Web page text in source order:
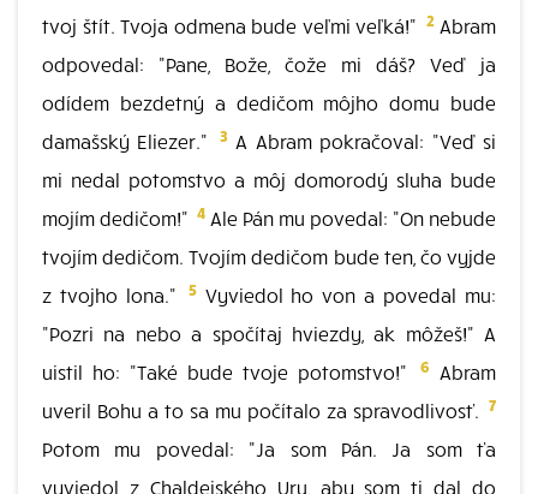
tvoj štít. Tvoja odmena bude veľmi veľká!" 2Abram
odpovedal: "Pane, Bože, čože mi dáš? Veď ja
odídem bezdetný a dedičom môjho domu bude
damašský Eliezer."
3A Abram pokračoval: "Veď si
mi nedal potomstvo a môj domorodý sluha bude
mojím dedičom!" 4 Ale Pán mu povedal: "On nebude
tvojím dedičom. Tvojím dedičom bude ten, čo vyjde
z tvojho lona."
5Vyviedol ho von a povedal mu:
"Pozri na nebo a spočítaj hviezdy, ak môžeš!" A
uistil ho: "Také bude tvoje potomstvo!"
6 Abram
uveril Bohu a to sa mu počítalo za spravodlivosť. 7
Potom mu povedal: "Ja som Pán. Ja som ťa
vyviedol z Chaldejského Uru, aby som ti dal do